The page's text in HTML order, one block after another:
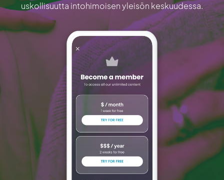
uskollisuutta intohimoisen yleisön keskuudessa.